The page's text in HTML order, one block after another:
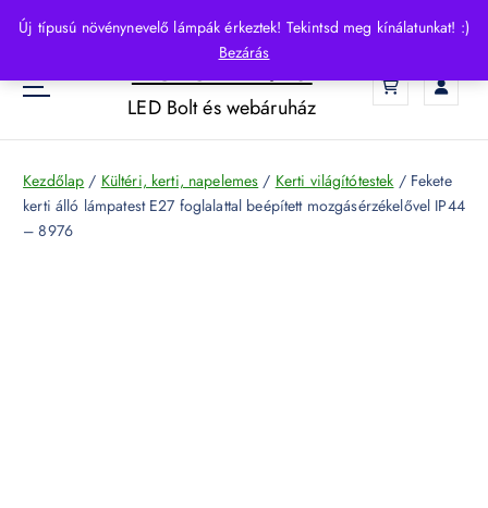
Új típusú növénynevelő lámpák érkeztek! Tekintsd meg kínálatunkat! :)
Bezárás
p
o
HelloLED.hu
LED Bolt és webáruház
Kezdőlap / Kültéri, kerti, napelemes / Kerti világítótestek / Fekete
kerti álló lámpatest E27 foglalattal beépített mozgásérzékelővel IP44
– 8976